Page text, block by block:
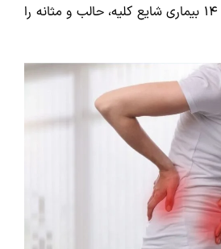
است. در ادامه مطلب، 14 بیماری شایع کلیه، حالب و مثانه را